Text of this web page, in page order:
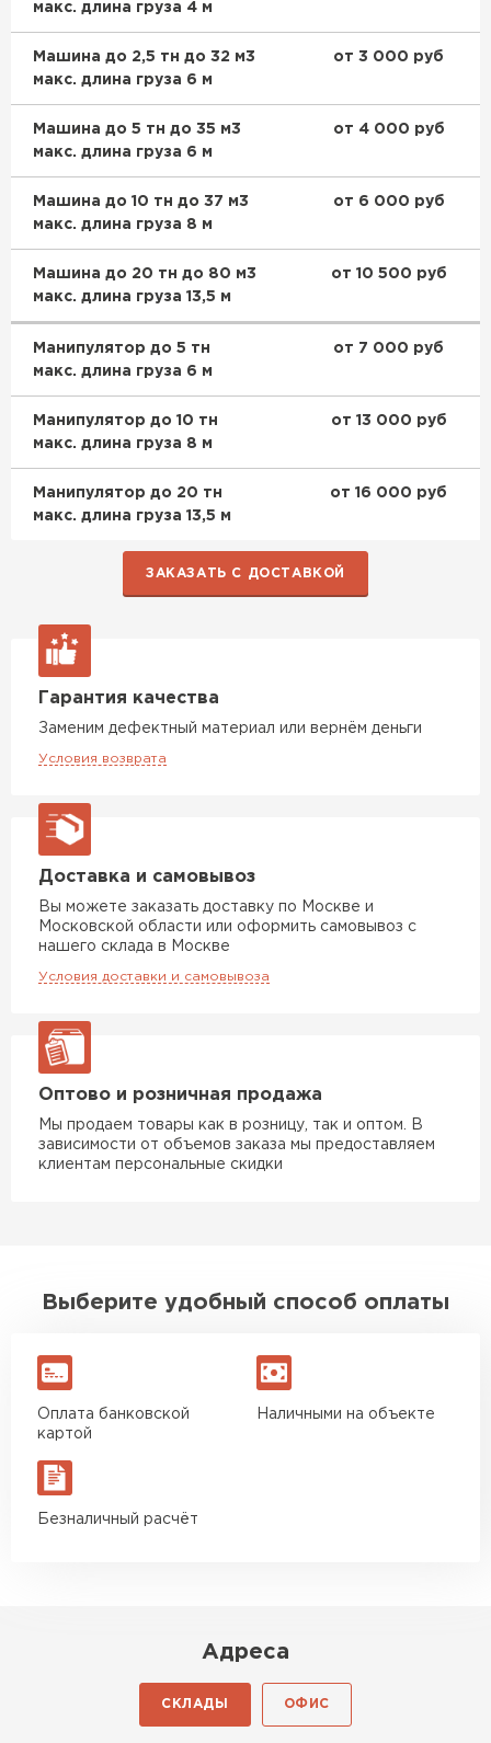
макс. длина груза 4 м
Машина до 2,5 тн до 32 м3
макс. длина груза 6 м
от 3 000 руб
Машина до 5 тн до 35 м3
макс. длина груза 6 м
от 4 000 руб
Машина до 10 тн до 37 м3
макс. длина груза 8 м
от 6 000 руб
Машина до 20 тн до 80 м3
макс. длина груза 13,5 м
от 10 500 руб
Манипулятор до 5 тн
макс. длина груза 6 м
от 7 000 руб
Манипулятор до 10 тн
макс. длина груза 8 м
от 13 000 руб
Манипулятор до 20 тн
макс. длина груза 13,5 м
от 16 000 руб
ЗАКАЗАТЬ С ДОСТАВКОЙ
Гарантия качества
Заменим дефектный материал или вернём деньги
Условия возврата
Доставка и самовывоз
Вы можете заказать доставку по Москве и
Московской области или оформить самовывоз с
нашего склада в Москве
Условия доставки и самовывоза
Оптово и розничная продажа
Мы продаем товары как в розницу, так и оптом. В
зависимости от объемов заказа мы предоставляем
клиентам персональные скидки
Выберите удобный способ оплаты
Оплата банковской
картой
Наличными на объекте
Безналичный расчёт
Адреса
СКЛАДЫ ОФИС